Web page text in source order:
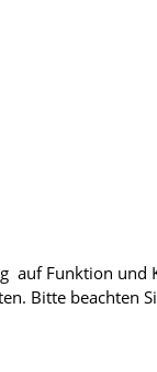
Funktion und
Bitte beachten